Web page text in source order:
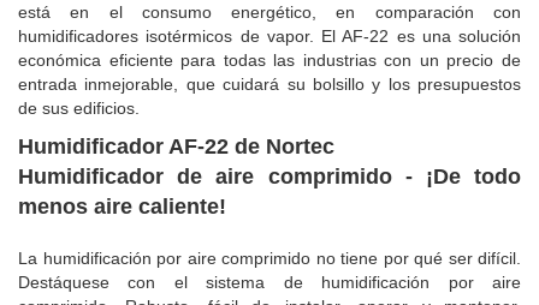
está en el consumo energético, en comparación con
humidificadores isotérmicos de vapor. El AF-22 es una solución
económica eficiente para todas las industrias con un precio de
entrada inmejorable, que cuidará su bolsillo y los presupuestos
de sus edificios.
Humidificador AF-22 de Nortec
Humidificador de aire comprimido - ¡De todo
menos aire caliente!
La humidificación por aire comprimido no tiene por qué ser difícil.
Destáquese con el sistema de humidificación por aire